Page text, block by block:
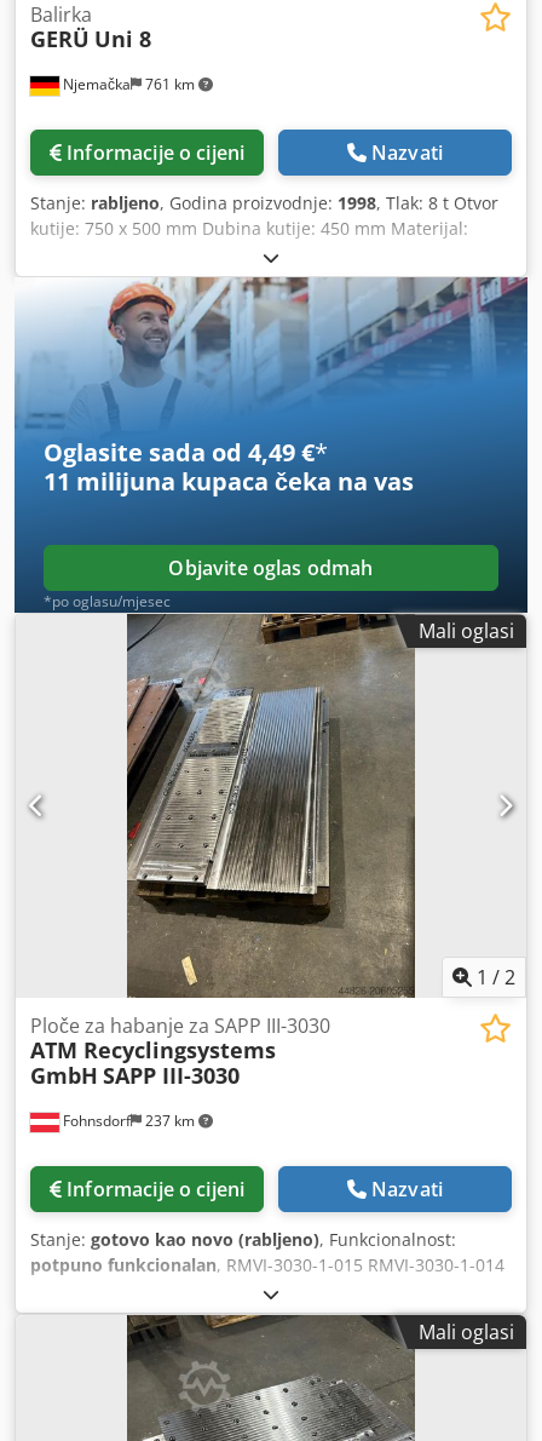
Njemačka 761 km
Balirka
GERÜ Uni 8
Informacije o cijeni Nazvati
Stanje: rabljeno, Godina proizvodnje: 1998, Tlak: 8 t Otvor
kutije: 750 x 500 mm Dubina kutije: 450 mm Materijal:
karton, plastika - karton Veličina utora: 690 x 500 mm
Napon: 230/50V/Hz Transportne dimenzije stroja: 900 x 600
x 2150 mm Dodpfx Afsufudwovskr
Oglasite sada od 4,49 €*
11 milijuna kupaca čeka na vas
Objavite oglas odmah
*po oglasu/mjesec
Mali oglasi
1 /2
Fohnsdorf 237 km
Ploče za habanje za SAPP III-3030
ATM Recyclingsystems
GmbH SAPP III-3030
Informacije o cijeni Nazvati
Stanje: gotovo kao novo (rabljeno), Funkcionalnost:
potpuno funkcionalan, RMVI-3030-1-015 RMVI-3030-1-014
RMVI-3030-1-013 RMVI-3030-1-012 RMVI-3030-1-011
Dkjdpoxy Imiofx Afver MR-2002-4-27
Mali oglasi